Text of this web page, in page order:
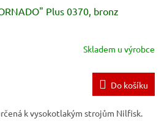
Plus 0370, bronz
Skladem u výrobce
Do košíku
k vysokotlakým strojům Nilfisk.